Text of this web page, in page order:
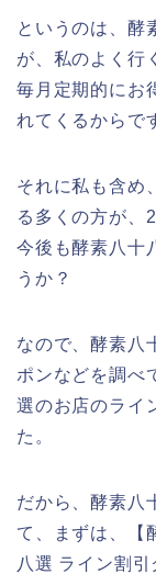
というのは、酵
が、私のよく行
毎月定期的にお
れてくるからで
それに私も含め
る多くの方が、
今後も酵素八十
うか？
なので、酵素八
ポンなどを調べ
選のお店のライ
た。
だから、酵素八
て、まずは、【
八選 ライン割